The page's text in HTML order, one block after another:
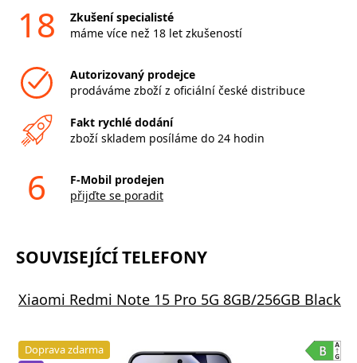
18
Zkušení specialisté
máme více než 18 let zkušeností
Autorizovaný prodejce
prodáváme zboží z oficiální české distribuce
Fakt rychlé dodání
zboží skladem posíláme do 24 hodin
6
F-Mobil prodejen
přijďte se poradit
SOUVISEJÍCÍ TELEFONY
Xiaomi Redmi Note 15 Pro 5G 8GB/256GB Black
Doprava zdarma